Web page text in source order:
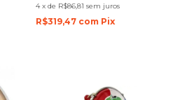
4 x de R$86,81 sem juros
R$319,47 com Pix